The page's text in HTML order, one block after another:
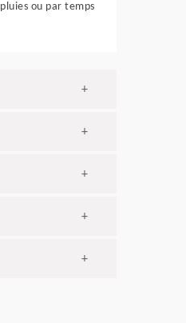
ou par temps
+
+
+
+
+